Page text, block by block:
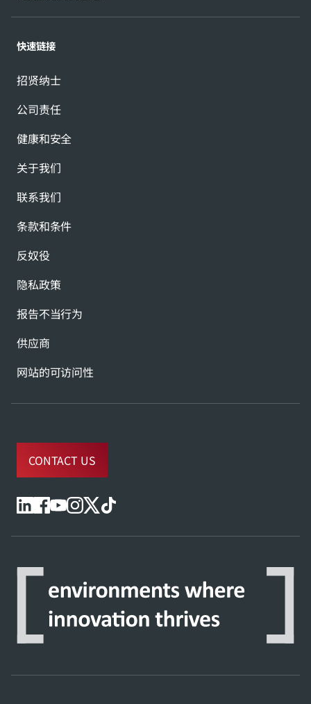
快速链接
招贤纳士
公司责任
健康和安全
关于我们
联系我们
条款和条件
反奴役
隐私政策
报告不当行为
供应商
网站的可访问性
CONTACT US